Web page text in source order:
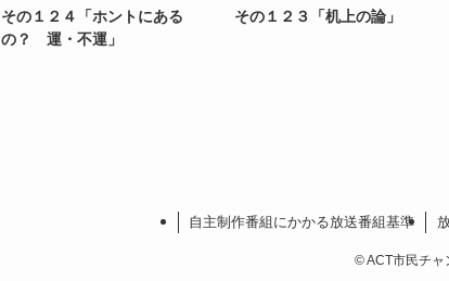
その１２４「ホントにある
の？ 運・不運」
その１２３「机上の論」
自主制作番組にかかる放送番組基準
©ACT市民チャ